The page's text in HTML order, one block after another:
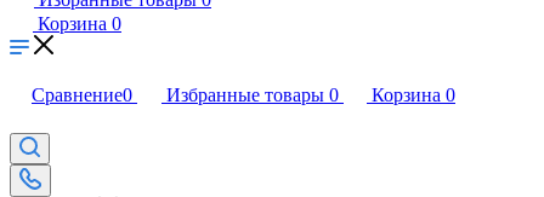
Корзина 0
Сравнение0 Избранные товары 0 Корзина 0